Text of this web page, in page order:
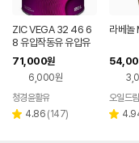
ZIC VEGA 32 46 6
8 유압작동유 유압유
지크 베가 20리터
71,000원
6,000원
청경윤활유
별 4.86 리
(147)
라베놀
오일드림
별